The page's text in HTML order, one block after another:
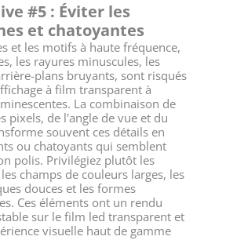
#5 : Éviter les
et chatoyantes
et les motifs à haute fréquence,
les rayures minuscules, les
plans bruyants, sont risqués
à film transparent à
La combinaison de
pixels, de l'angle de vue et du
souvent ces détails en
ou chatoyants qui semblent
polis. Privilégiez plutôt les
champs de couleurs larges, les
douces et les formes
Ces éléments ont un rendu
sur le film led transparent et
visuelle haut de gamme